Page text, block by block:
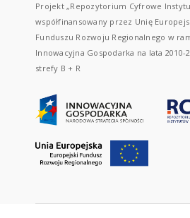
Projekt „Repozytorium Cyfrowe
współfinansowany przez Unię
Funduszu Rozwoju Regionalnego w
Innowacyjna Gospodarka na lata
strefy B + R